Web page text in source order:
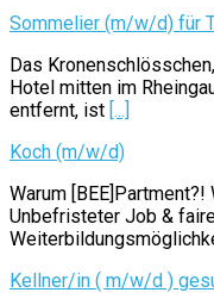
Sommelier (m/w/d) für
Das
Hotel mitten im
entfernt, ist [...]
Koch (m/w/d)
Warum
Unbefristeter Job &
Kellner/in ( m/w/d )